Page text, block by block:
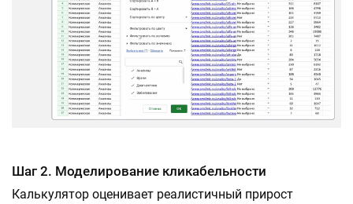
Шаг 2. Моделирование кликабельности
Калькулятор оценивает реалистичный прирост